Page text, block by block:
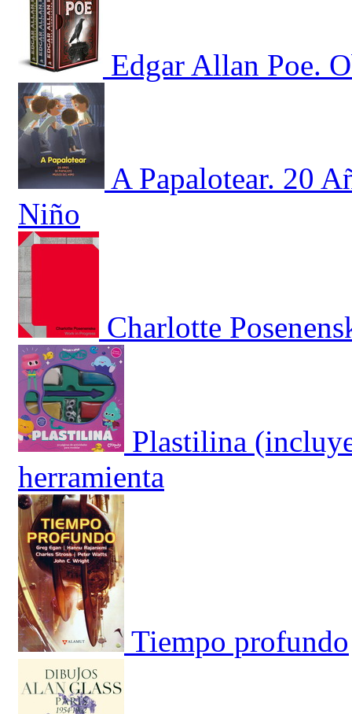
Edgar Allan Poe.
A Papalotear. 20
Niño
Charlotte
Plastilina
herramienta
Tiempo profundo